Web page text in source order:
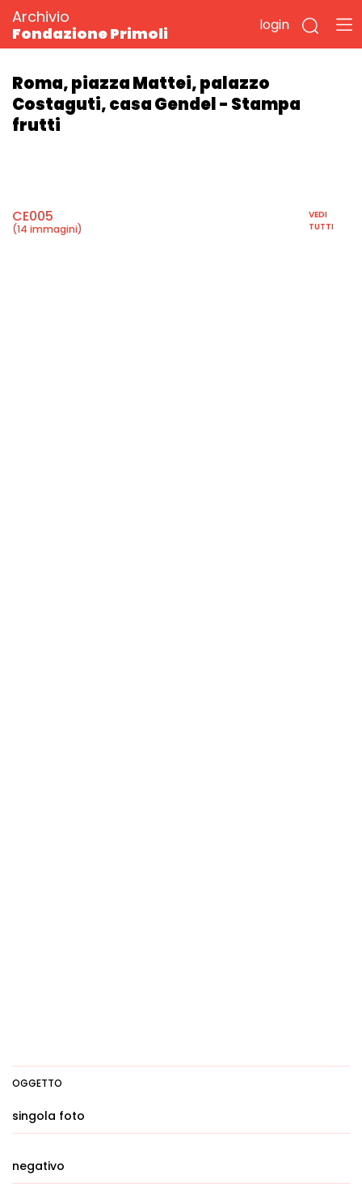
Archivio
Fondazione Primoli
login
Roma, piazza Mattei, palazzo
Costaguti, casa Gendel - Stampa
frutti
CE005
(14 immagini)
VEDI
TUTTI
OGGETTO
singola foto
negativo